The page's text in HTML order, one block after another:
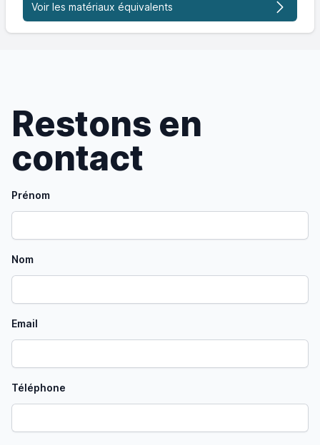
Voir les matériaux équivalents
Restons en
contact
Prénom
Nom
Email
Téléphone